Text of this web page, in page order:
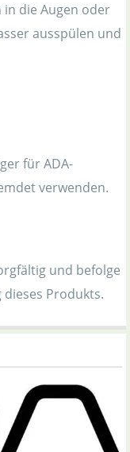
in die Augen oder
ausspülen und
für ADA-
verwenden.
und befolge
Produkts.